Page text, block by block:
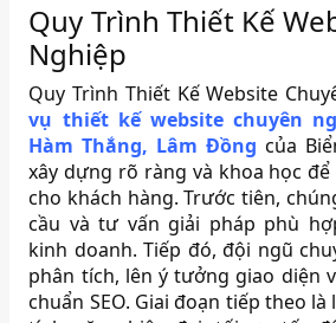
Quy Trình Thiết Kế
Nghiệp
Quy Trình Thiết Kế Website
vụ thiết kế website chuyên
Hàm Thắng, Lâm Đồng của
xây dựng rõ ràng và khoa học
cho khách hàng. Trước tiên,
cầu và tư vấn giải pháp phù
kinh doanh. Tiếp đó, đội ngũ
phân tích, lên ý tưởng giao diện
chuẩn SEO. Giai đoạn tiếp theo